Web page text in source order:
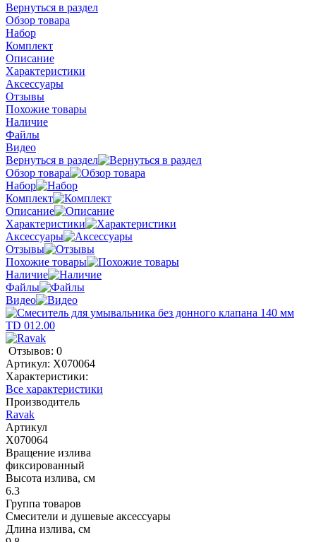
Вернуться в раздел
Обзор товара
Набор
Комплект
Описание
Характеристики
Аксессуары
Отзывы
Похожие товары
Наличие
Файлы
Видео
Вернуться в раздел
Обзор товара
Набор
Комплект
Описание
Характеристики
Аксессуары
Отзывы
Похожие товары
Наличие
Файлы
Видео
Отзывов: 0
Артикул: X070064
Характеристики:
Все характеристики
Производитель
Ravak
Артикул
X070064
Вращение излива
фиксированный
Высота излива, см
6.3
Группа товаров
Смесители и душевые аксессуары
Длина излива, см